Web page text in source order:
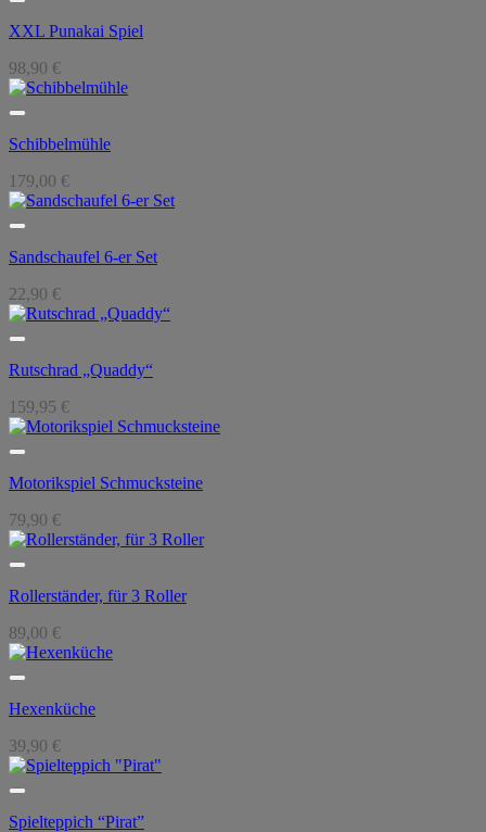
XXL Punakai Spiel
98,90 €
Schibbelmühle
179,00 €
Sandschaufel 6-er Set
22,90 €
Rutschrad „Quaddy“
159,95 €
Motorikspiel Schmucksteine
79,90 €
Rollerständer, für 3 Roller
89,00 €
Hexenküche
39,90 €
Spielteppich “Pirat”